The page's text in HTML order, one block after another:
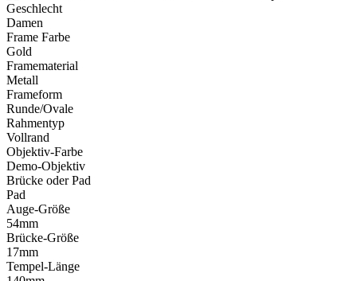
Geschlecht
Damen
Frame Farbe
Gold
Framematerial
Metall
Frameform
Runde/Ovale
Rahmentyp
Vollrand
Objektiv-Farbe
Demo-Objektiv
Brücke oder Pad
Pad
Auge-Größe
54mm
Brücke-Größe
17mm
Tempel-Länge